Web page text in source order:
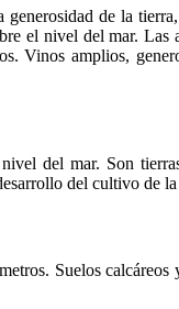
de la
el nivel del mar.
Vinos amplios,
del mar. Son
del cultivo de
Suelos